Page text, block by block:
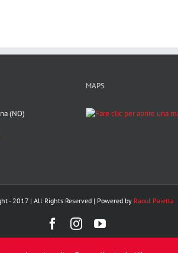
(NO)
MAPS
- 2017 | All Rights Reserved | Powered by Raoul Paietta
Facebook
InstagramYouTube